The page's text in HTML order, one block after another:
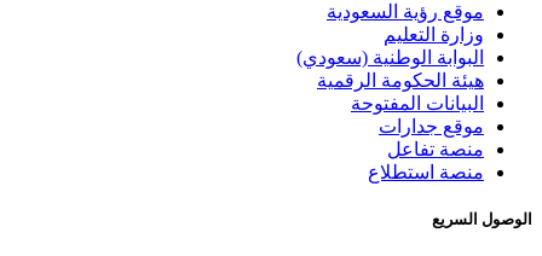
موقع رؤية السعودية
وزارة التعليم
البوابة الوطنية (سعودي)
هيئة الحكومة الرقمية
البيانات المفتوحة
موقع جدارات
منصة تفاعل
منصة استطلاع
السريع